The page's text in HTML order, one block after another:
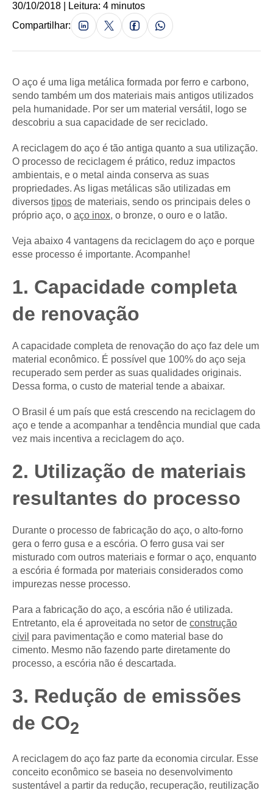
30/10/2018 | Leitura: 4 minutos
Compartilhar:
O aço é uma liga metálica formada por ferro e carbono,
sendo também um dos materiais mais antigos utilizados
pela humanidade. Por ser um material versátil, logo se
descobriu a sua capacidade de ser reciclado.
A reciclagem do aço é tão antiga quanto a sua utilização.
O processo de reciclagem é prático, reduz impactos
ambientais, e o metal ainda conserva as suas
propriedades. As ligas metálicas são utilizadas em
diversos tipos de materiais, sendo os principais deles o
próprio aço, o aço inox, o bronze, o ouro e o latão.
Veja abaixo 4 vantagens da reciclagem do aço e porque
esse processo é importante. Acompanhe!
1. Capacidade completa
de renovação
A capacidade completa de renovação do aço faz dele um
material econômico. É possível que 100% do aço seja
recuperado sem perder as suas qualidades originais.
Dessa forma, o custo de material tende a abaixar.
O Brasil é um país que está crescendo na reciclagem do
aço e tende a acompanhar a tendência mundial que cada
vez mais incentiva a reciclagem do aço.
2. Utilização de materiais
resultantes do processo
Durante o processo de fabricação do aço, o alto-forno
gera o ferro gusa e a escória. O ferro gusa vai ser
misturado com outros materiais e formar o aço, enquanto
a escória é formada por materiais considerados como
impurezas nesse processo.
Para a fabricação do aço, a escória não é utilizada.
Entretanto, ela é aproveitada no setor de construção
civil para pavimentação e como material base do
cimento. Mesmo não fazendo parte diretamente do
processo, a escória não é descartada.
3. Redução de emissões
de CO2
A reciclagem do aço faz parte da economia circular. Esse
conceito econômico se baseia no desenvolvimento
sustentável a partir da redução, recuperação, reutilização